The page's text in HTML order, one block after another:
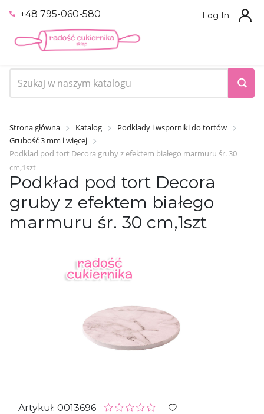
+48 795-060-580 Log In
Strona główna Katalog
Podkłady i wsporniki do tortów
Grubość 3 mm i więcej
Podkład pod tort Decora gruby z efektem białego marmuru śr. 30
cm,1szt
Podkład pod tort Decora
gruby z efektem białego
marmuru śr. 30 cm,1szt
Artykuł: 0013696